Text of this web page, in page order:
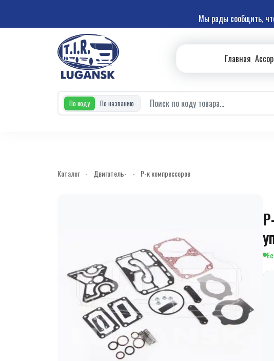
Мы рады сообщить,
Главная
По коду По названию
Каталог - Двигатель- - Р-к компрессоров